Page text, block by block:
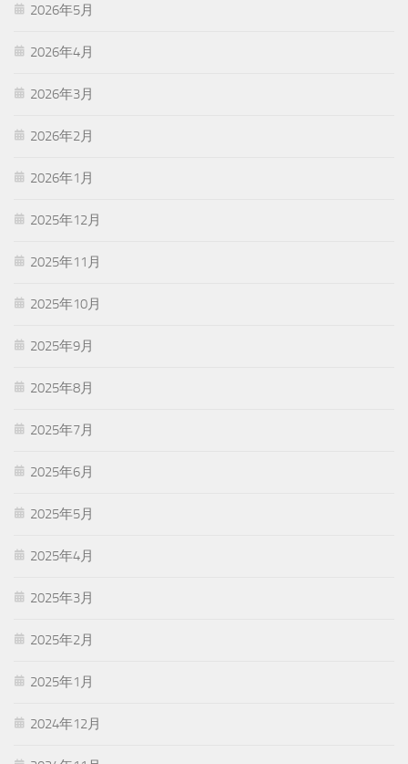
2026年5月
2026年4月
2026年3月
2026年2月
2026年1月
2025年12月
2025年11月
2025年10月
2025年9月
2025年8月
2025年7月
2025年6月
2025年5月
2025年4月
2025年3月
2025年2月
2025年1月
2024年12月